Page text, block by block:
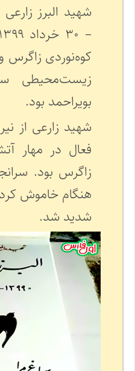
کوه‌نوردی
زیست‌محیطی
بویراحمد بود.
شهید زارعی از
فعال در مهار
هنگام خاموش
شدید شد.